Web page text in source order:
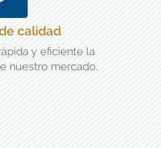
calidad
y eficiente la
nuestro mercado.